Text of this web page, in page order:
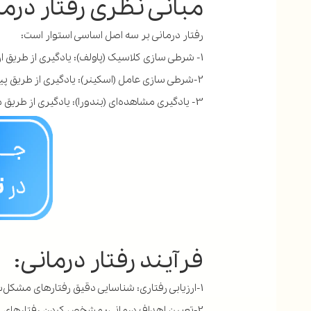
مبانی نظری رفتار
رفتار درمانی بر سه اصل اساسی استوار است:
1- شرطی سازی کلاسیک (پاولف): یادگیری از طریق ارتباط محرک-پاسخ
2-شرطی سازی عامل (اسکینر): یادگیری از طریق پیامدهای رفتار
3- یادگیری مشاهده‌ای (بندورا): یادگیری از طریق مشاهده دیگران
فرآیند رفتار درمانی:
1-ارزیابی رفتاری: شناسایی دقیق رفتارهای مشکل‌ساز و عوامل ایجاد و تداوم آنها